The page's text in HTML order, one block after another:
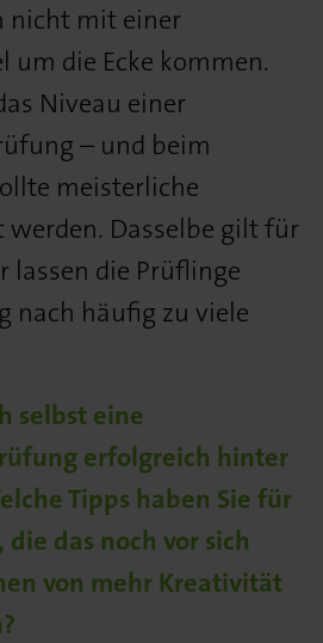
nicht mit einer
um die Ecke kommen.
Niveau einer
– und beim
meisterliche
werden. Dasselbe gilt für
lassen die Prüflinge
nach häufig zu viele
selbst eine
erfolgreich hinter
Tipps haben Sie für
das noch vor sich
von mehr Kreativität